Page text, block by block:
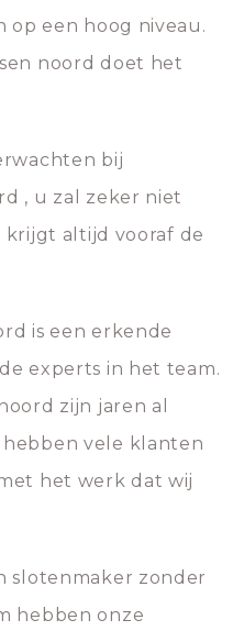
op een hoog niveau.
noord doet het
bij
, u zal zeker niet
altijd vooraf de
is een erkende
experts in het team.
zijn jaren al
vele klanten
het werk dat wij
slotenmaker zonder
hebben onze